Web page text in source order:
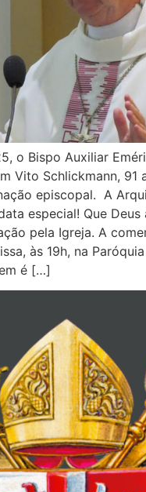
o Bispo Auxiliar
Vito Schlickmann, 91
episcopal. A
especial! Que Deus
pela Igreja. A
às 19h, na
é […]